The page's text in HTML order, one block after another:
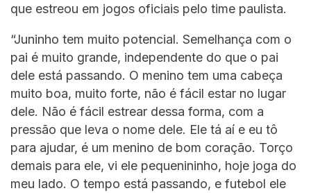
que estreou em jogos oficiais pelo time paulista.
“Juninho tem muito potencial. Semelhança com o
pai é muito grande, independente do que o pai
dele está passando. O menino tem uma cabeça
muito boa, muito forte, não é fácil estar no lugar
dele. Não é fácil estrear dessa forma, com a
pressão que leva o nome dele. Ele tá aí e eu tô
para ajudar, é um menino de bom coração. Torço
demais para ele, vi ele pequenininho, hoje joga do
meu lado. O tempo está passando, e futebol ele